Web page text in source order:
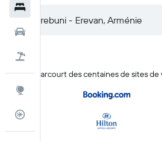
KAYAK parcourt des centaines de sites